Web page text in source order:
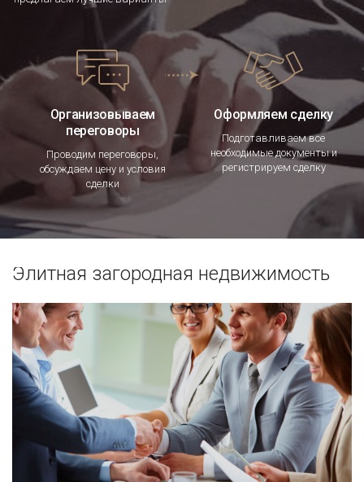
Организовываем
переговоры
Проводим переговоры,
обсуждаем цену и условия
сделки
Оформляем сделку
Подготавливаем все
необходимые документы и
регистрируем сделку
Элитная загородная недвижимость